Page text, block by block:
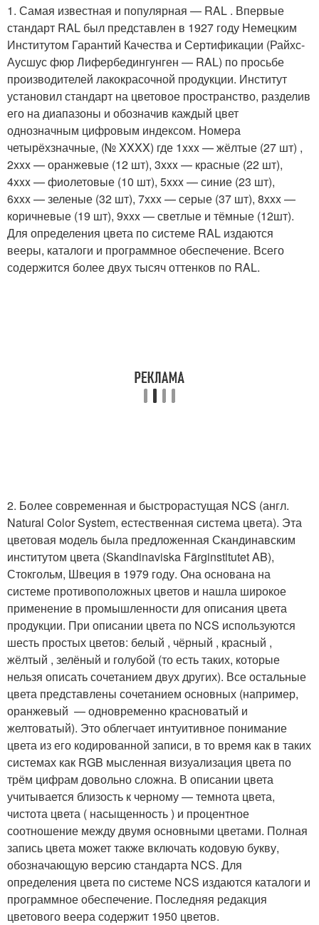
1. Самая известная и популярная — RAL . Впервые
стандарт RAL был представлен в 1927 году Немецким
Институтом Гарантий Качества и Сертификации (Райхс-
Аусшус фюр Лифербедингунген — RAL) по просьбе
производителей лакокрасочной продукции. Институт
установил стандарт на цветовое пространство, разделив
его на диапазоны и обозначив каждый цвет
однозначным цифровым индексом. Номера
четырёхзначные, (№ XXXX) где 1xxx — жёлтые (27 шт) ,
2xxx — оранжевые (12 шт), 3xxx — красные (22 шт),
4xxx — фиолетовые (10 шт), 5xxx — синие (23 шт),
6xxx — зеленые (32 шт), 7xxx — серые (37 шт), 8xxx —
коричневые (19 шт), 9xxx — светлые и тёмные (12шт).
Для определения цвета по системе RAL издаются
вееры, каталоги и программное обеспечение. Всего
содержится более двух тысяч оттенков по RAL.
2. Более современная и быстрорастущая NCS (англ.
Natural Color System, естественная система цвета). Эта
цветовая модель была предложенная Скандинавским
институтом цвета (Skandinaviska Färginstitutet AB),
Стокгольм, Швеция в 1979 году. Она основана на
системе противоположных цветов и нашла широкое
применение в промышленности для описания цвета
продукции. При описании цвета по NCS используются
шесть простых цветов: белый , чёрный , красный ,
жёлтый , зелёный и голубой (то есть таких, которые
нельзя описать сочетанием двух других). Все остальные
цвета представлены сочетанием основных (например,
оранжевый — одновременно красноватый и
желтоватый). Это облегчает интуитивное понимание
цвета из его кодированной записи, в то время как в таких
системах как RGB мысленная визуализация цвета по
трём цифрам довольно сложна. В описании цвета
учитывается близость к черному — темнота цвета,
чистота цвета ( насыщенность ) и процентное
соотношение между двумя основными цветами. Полная
запись цвета может также включать кодовую букву,
обозначающую версию стандарта NCS. Для
определения цвета по системе NCS издаются каталоги и
программное обеспечение. Последняя редакция
цветового веера содержит 1950 цветов.